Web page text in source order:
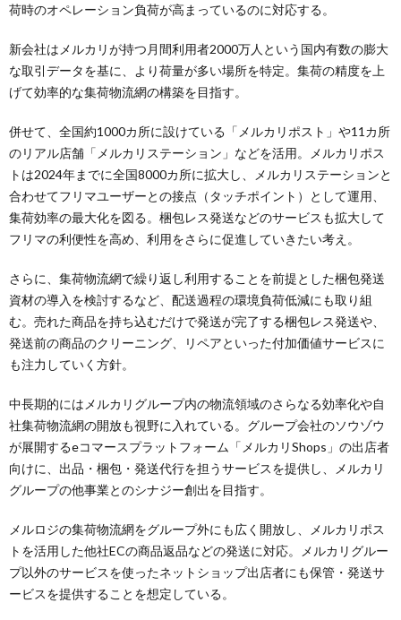
荷時のオペレーション負荷が高まっているのに対応する。
新会社はメルカリが持つ月間利用者2000万人という国内有数の膨大
な取引データを基に、より荷量が多い場所を特定。集荷の精度を上
げて効率的な集荷物流網の構築を目指す。
併せて、全国約1000カ所に設けている「メルカリポスト」や11カ所
のリアル店舗「メルカリステーション」などを活用。メルカリポス
トは2024年までに全国8000カ所に拡大し、メルカリステーションと
合わせてフリマユーザーとの接点（タッチポイント）として運用、
集荷効率の最大化を図る。梱包レス発送などのサービスも拡大して
フリマの利便性を高め、利用をさらに促進していきたい考え。
さらに、集荷物流網で繰り返し利用することを前提とした梱包発送
資材の導入を検討するなど、配送過程の環境負荷低減にも取り組
む。売れた商品を持ち込むだけで発送が完了する梱包レス発送や、
発送前の商品のクリーニング、リペアといった付加価値サービスに
も注力していく方針。
中長期的にはメルカリグループ内の物流領域のさらなる効率化や自
社集荷物流網の開放も視野に入れている。グループ会社のソウゾウ
が展開するeコマースプラットフォーム「メルカリShops」の出店者
向けに、出品・梱包・発送代行を担うサービスを提供し、メルカリ
グループの他事業とのシナジー創出を目指す。
メルロジの集荷物流網をグループ外にも広く開放し、メルカリポス
トを活用した他社ECの商品返品などの発送に対応。メルカリグルー
プ以外のサービスを使ったネットショップ出店者にも保管・発送サ
ービスを提供することを想定している。